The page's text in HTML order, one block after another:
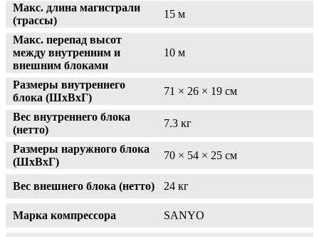
Макс. длина магистрали
(трассы)
15 м
Макс. перепад высот
между внутренним и
внешним блоками
10 м
Размеры внутреннего
блока (ШxВxГ)
71 × 26 × 19 см
Вес внутреннего блока
(нетто)
7.3 кг
Размеры наружного блока
(ШxВxГ)
70 × 54 × 25 см
Вес внешнего блока (нетто) 24 кг
Марка компрессора SANYO